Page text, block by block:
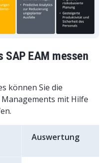
SAP EAM messen
können Sie die
mit Hilfe
Auswertung